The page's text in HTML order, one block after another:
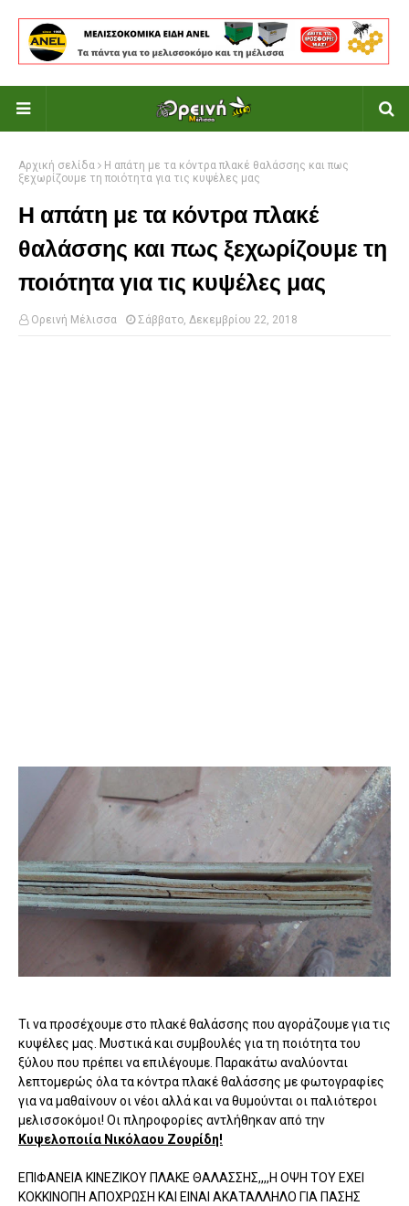
Αρχική σελίδα
Η απάτη με τα κόντρα πλακέ θαλάσσης και πως
ξεχωρίζουμε τη ποιότητα για τις κυψέλες μας
Η απάτη με τα κόντρα πλακέ
θαλάσσης και πως ξεχωρίζουμε τη
ποιότητα για τις κυψέλες μας
Ορεινή Μέλισσα Σάββατο, Δεκεμβρίου 22, 2018
Τι να προσέχουμε στο πλακέ θαλάσσης που αγοράζουμε για τις
κυψέλες μας. Μυστικά και συμβουλές για τη ποιότητα του
ξύλου που πρέπει να επιλέγουμε. Παρακάτω αναλύονται
λεπτομερώς όλα τα κόντρα πλακέ θαλάσσης με φωτογραφίες
για να μαθαίνουν οι νέοι αλλά και να θυμούνται οι παλιότεροι
μελισσοκόμοι! Οι πληροφορίες αντλήθηκαν από την
Κυψελοποιία Νικόλαου Ζουρίδη!
ΕΠΙΦΑΝΕΙΑ ΚΙΝΕΖΙΚΟΥ ΠΛΑΚΕ ΘΑΛΑΣΣΗΣ,,,,Η ΟΨΗ ΤΟΥ ΕΧΕΙ
ΚΟΚΚΙΝΟΠΗ ΑΠΟΧΡΩΣΗ ΚΑΙ ΕΙΝΑΙ ΑΚΑΤΑΛΛΗΛΟ ΓΙΑ ΠΑΣΗΣ